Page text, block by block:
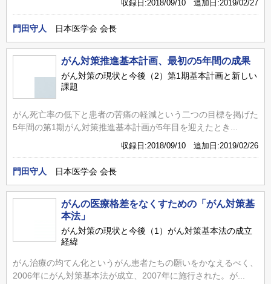
収録日:2018/09/10 追加日:2019/02/27
門田守人 日本医学会 会長
がん対策推進基本計画、最初の5年間の成果
がん対策の現状と今後（2）第1期基本計画と新しい
課題
がん死亡率の低下と患者の苦痛の軽減という二つの目標を掲げた
5年間の第1期がん対策推進基本計画が5年目を迎えたとき...
収録日:2018/09/10 追加日:2019/02/26
門田守人 日本医学会 会長
がんの医療格差をなくすための「がん対策基
本法」
がん対策の現状と今後（1）がん対策基本法の成立
経緯
がん治療の均てん化というがん患者たちの願いをかなえるべく、
2006年にがん対策基本法が成立、2007年に施行された。が...